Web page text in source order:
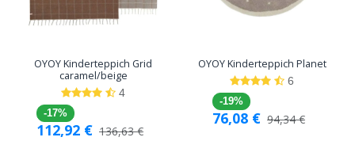
OYOY Kinderteppich Grid
caramel/beige
4
-17%
112,92 € 136,63€
OYOY Kinderteppich Planet
6
-19%
76,08 € 94,34€